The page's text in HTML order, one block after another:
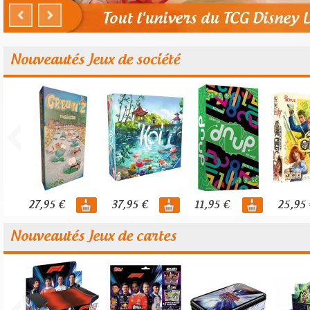
Nouveautés Jeux de société
27,95 € 37,95 € 11,95 € 25,95
Nouveautés Jeux de cartes